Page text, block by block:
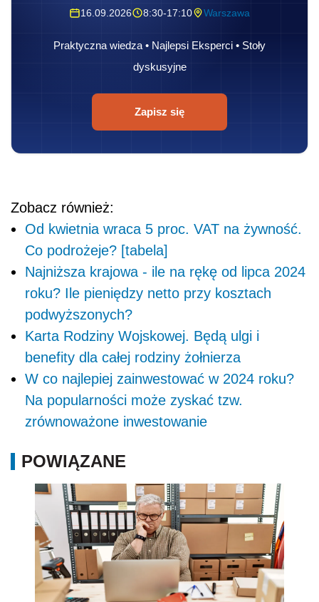
16.09.2026 8:30-17:10 Warszawa
Praktyczna wiedza • Najlepsi Eksperci • Stoły
dyskusyjne
Zapisz się
Zobacz również:
Od kwietnia wraca 5 proc. VAT na żywność.
Co podrożeje? [tabela]
Najniższa krajowa - ile na rękę od lipca 2024
roku? Ile pieniędzy netto przy kosztach
podwyższonych?
Karta Rodziny Wojskowej. Będą ulgi i
benefity dla całej rodziny żołnierza
W co najlepiej zainwestować w 2024 roku?
Na popularności może zyskać tzw.
zrównoważone inwestowanie
POWIĄZANE